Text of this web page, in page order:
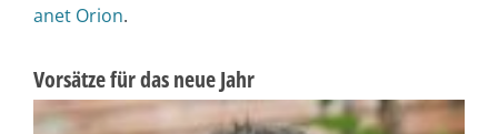
anet Orion.
Vorsätze für das neue Jahr